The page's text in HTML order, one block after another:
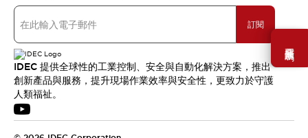
需要幫助嗎？
訂閱
IDEC 提供全球性的工業控制、安全與自動化解決方案，推出
創新產品與服務，提升現場作業效率與安全性，更致力於守護
人類福祉。